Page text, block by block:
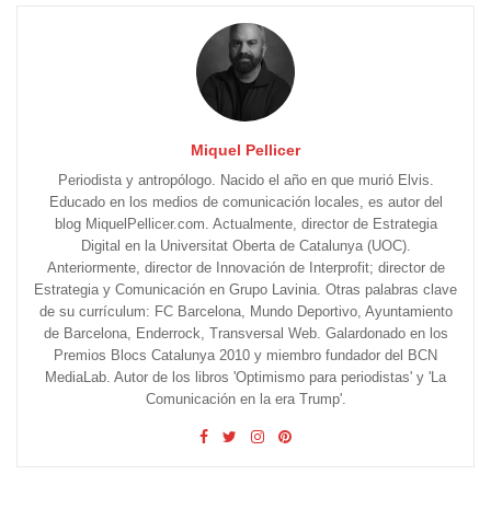
Miquel Pellicer
Periodista y antropólogo. Nacido el año en que murió Elvis.
Educado en los medios de comunicación locales, es autor del
blog MiquelPellicer.com. Actualmente, director de Estrategia
Digital en la Universitat Oberta de Catalunya (UOC).
Anteriormente, director de Innovación de Interprofit; director de
Estrategia y Comunicación en Grupo Lavinia. Otras palabras clave
de su currículum: FC Barcelona, Mundo Deportivo, Ayuntamiento
de Barcelona, Enderrock, Transversal Web. Galardonado en los
Premios Blocs Catalunya 2010 y miembro fundador del BCN
MediaLab. Autor de los libros 'Optimismo para periodistas' y 'La
Comunicación en la era Trump'.